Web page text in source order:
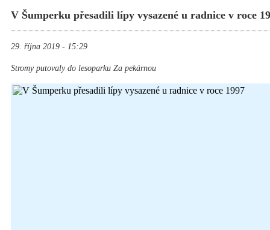
V Šumperku přesadili lípy vysazené u radnice v roce
29. října 2019 - 15:29
Stromy putovaly do lesoparku Za pekárnou